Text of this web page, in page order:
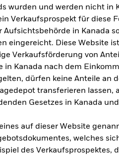
wurden und werden nicht in
Verkaufsprospekt für diese
in Kanada
eingereicht. Diese Website
Verkaufsförderung von
in Kanada nach dem
dürfen keine Anteile an
transferieren lassen,
Gesetzes in Kanada
auf dieser Website
welches
des Verkaufsprospektes,